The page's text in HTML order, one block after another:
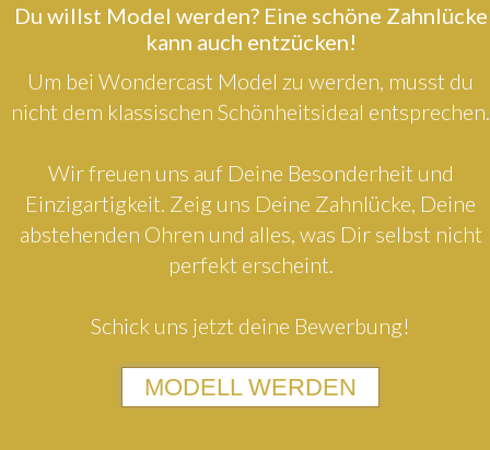
Du willst Model werden? Eine schöne Zahnlücke
kann auch entzücken!
Um bei Wondercast Model zu werden, musst du
nicht dem klassischen Schönheitsideal entsprechen.
Wir freuen uns auf Deine Besonderheit und
Einzigartigkeit. Zeig uns Deine Zahnlücke, Deine
abstehenden Ohren und alles, was Dir selbst nicht
perfekt erscheint.
Schick uns jetzt deine Bewerbung!
MODELL WERDEN